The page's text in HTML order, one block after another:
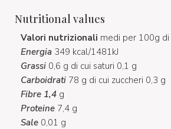
Nutritional values
Valori nutrizionali medi per 100g
Energia 349 kcal/1481kJ
Grassi 0,6 g di cui saturi 0,1 g
Carboidrati 78 g di cui zuccheri 0,3 g
Fibre 1,4 g
Proteine 7,4 g
Sale 0,01 g